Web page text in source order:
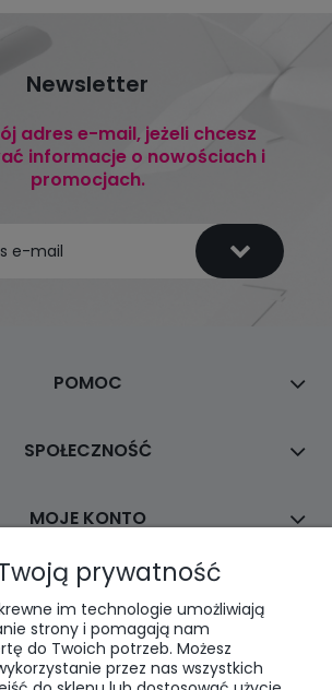
Newsletter
adres e-mail, jeżeli chcesz
informacje o nowościach i
promocjach.
POMOC
SPOŁECZNOŚĆ
MOJE KONTO
I DOSTAWA
INFORMACJE
prywatność
im technologie umożliwiają
strony i pomagają nam
do Twoich potrzeb. Możesz
przez nas wszystkich